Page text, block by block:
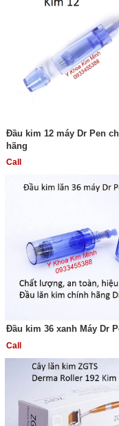
Đầu kim 12 máy Dr Pen
hãng
Call
Đầu kim 36 xanh Máy Dr
Call